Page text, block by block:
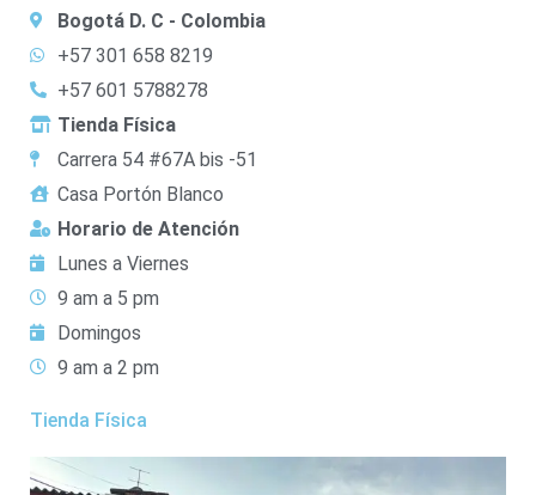
Bogotá D. C - Colombia
+57 301 658 8219
+57 601 5788278
Tienda Física
Carrera 54 #67A bis -51
Casa Portón Blanco
Horario de Atención
Lunes a Viernes
9 am a 5 pm
Domingos
9 am a 2 pm
Tienda Física